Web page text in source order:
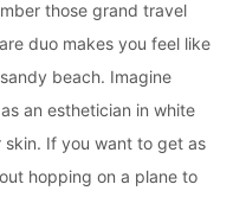
those grand travel
duo makes you feel like
beach. Imagine
an esthetician in white
skin. If you want to get as
hopping on a plane to